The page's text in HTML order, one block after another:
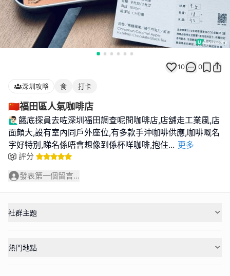
10 0
深圳攻略 食 打卡
🇨🇳福田區人氣咖啡店
🙋🏻‍♂️餓底探員去咗深圳福田調查呢間咖啡店,店舖走工業風,店
面頗大,設有室內同戶外座位,有多款手沖咖啡供應,咖啡嘅名
字好特別,睇名係唔會想像到係杯咩咖啡,抱住... 更多
評分
發表第一個留言...
社群主題
熱門地點